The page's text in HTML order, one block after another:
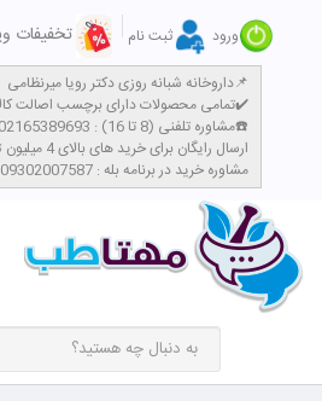
ورود ثبت نام تخفیفات
داروخانه شبانه روزی دکتر رویا میرنظامی📌
تمامی محصولات دارای برچسب اصالت کالا و سیب سلامت میباشند✔️
مشاوره تلفنی (8 تا 16) : 02165389693☎️
​ارسال رایگان برای خرید های بالای 4 میلیون تومان با پست پیشتاز
مشاوره خرید در برنامه بله : 09302007587